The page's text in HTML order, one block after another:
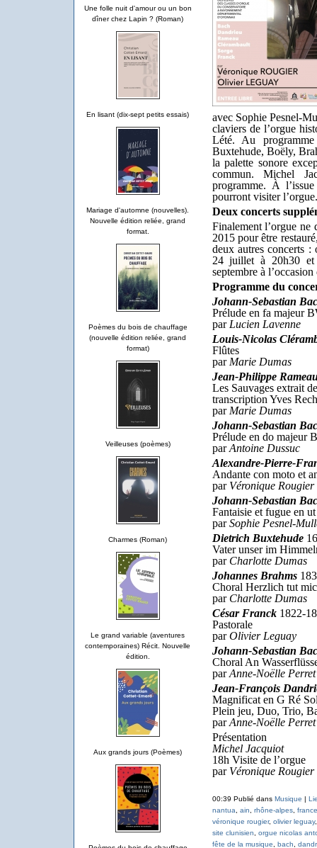
Une folle nuit d'amour ou un bon
dîner chez Lapin ? (Roman)
En lisant (dix-sept petits essais)
Mariage d'automne (nouvelles).
Nouvelle édition reliée, grand
format.
Poèmes du bois de chauffage
(nouvelle édition reliée, grand
format)
Veilleuses (poèmes)
Charmes (Roman)
Le grand variable (aventures
contemporaines) Récit. Nouvelle
édition.
Aux grands jours (Poèmes)
avec Sophie Pesnel-
claviers de l’orgue
Lété. Au
Buxtehude, Boëly,
la palette sonore
commun. Michel
programme. À
pourront visiter l’orgue.
Deux concerts
Finalement l’orgue ne
2015 pour être
deux autres concerts
24 juillet à 20h30 et
septembre à
Programme du
Johann-Sebastian
Prélude en fa majeur
par Lucien Lavenne
Louis-Nicolas
Flûtes
par Marie Dumas
Jean-Philippe
Les Sauvages extrait
transcription Yves
par Marie Dumas
Johann-Sebastian
Prélude en do majeur
parAntoine Dussuc
Alexandre-Pierre-
Andante con moto et
par Véronique Rougier
Johann-Sebastian
Fantaisie et fugue en
parSophie Pesnel-
Dietrich Buxtehude
Vater unser im
par Charlotte Dumas
Johannes Brahms
Choral Herzlich tut
par Charlotte Dumas
César Franck1822-
Pastorale
parOlivier Leguay
Johann-Sebastian
Choral An
parAnne-Noëlle Perret
Jean-François
Magnificat en G Ré
Plein jeu, Duo, Trio,
parAnne-Noëlle Perret
Présentation
Michel Jacquiot
18h Visite de l’orgue
par Véronique
00:39 Publié dans Musique |
nantua
ain rhône-alpes, france
véronique rougier, olivier leguay
site clunisien
orgue nicolas
fête de la musique
bach